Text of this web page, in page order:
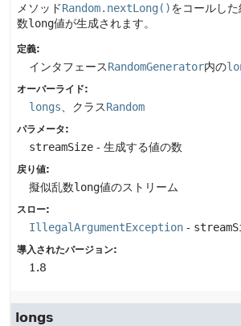
メソッドRandom.nextLong()をコールし
数long値が生成されます。
定義:
インタフェースRandomGenerator内の
オーバーライド:
longs 、クラスRandom
パラメータ:
streamSize - 生成する値の数
戻り値:
擬似乱数long値のストリーム
スロー:
IllegalArgumentException -
導入されたバージョン:
1.8
longs